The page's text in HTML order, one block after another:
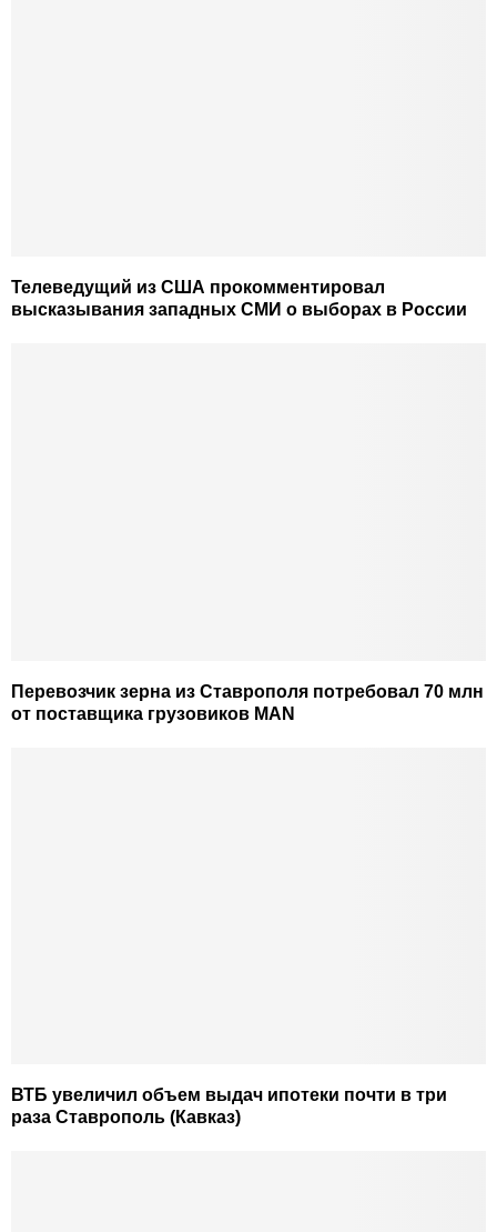
Телеведущий из США прокомментировал
высказывания западных СМИ о выборах в России
Перевозчик зерна из Ставрополя потребовал 70 млн
от поставщика грузовиков MAN
ВТБ увеличил объем выдач ипотеки почти в три
раза Ставрополь (Кавказ)